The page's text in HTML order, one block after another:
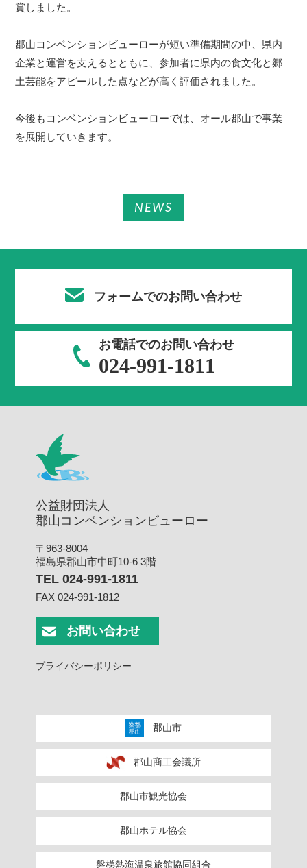
賞しました。
郡山コンベンションビューローが短い準備期間の中、県内
企業と運営を支えるとともに、参加者に県内の食文化と郷
土芸能をアピールした点などが高く評価されました。
今後もコンベンションビューローでは、オール郡山で事業
を展開していきます。
NEWS
フォームでのお問い合わせ
お電話でのお問い合わせ
024-991-1811
公益財団法人
郡山コンベンションビューロー
〒963-8004
福島県郡山市中町10-6 3階
TEL 024-991-1811
FAX 024-991-1812
お問い合わせ
プライバシーポリシー
郡山市
郡山商工会議所
郡山市観光協会
郡山ホテル協会
磐梯熱海温泉旅館協同組合